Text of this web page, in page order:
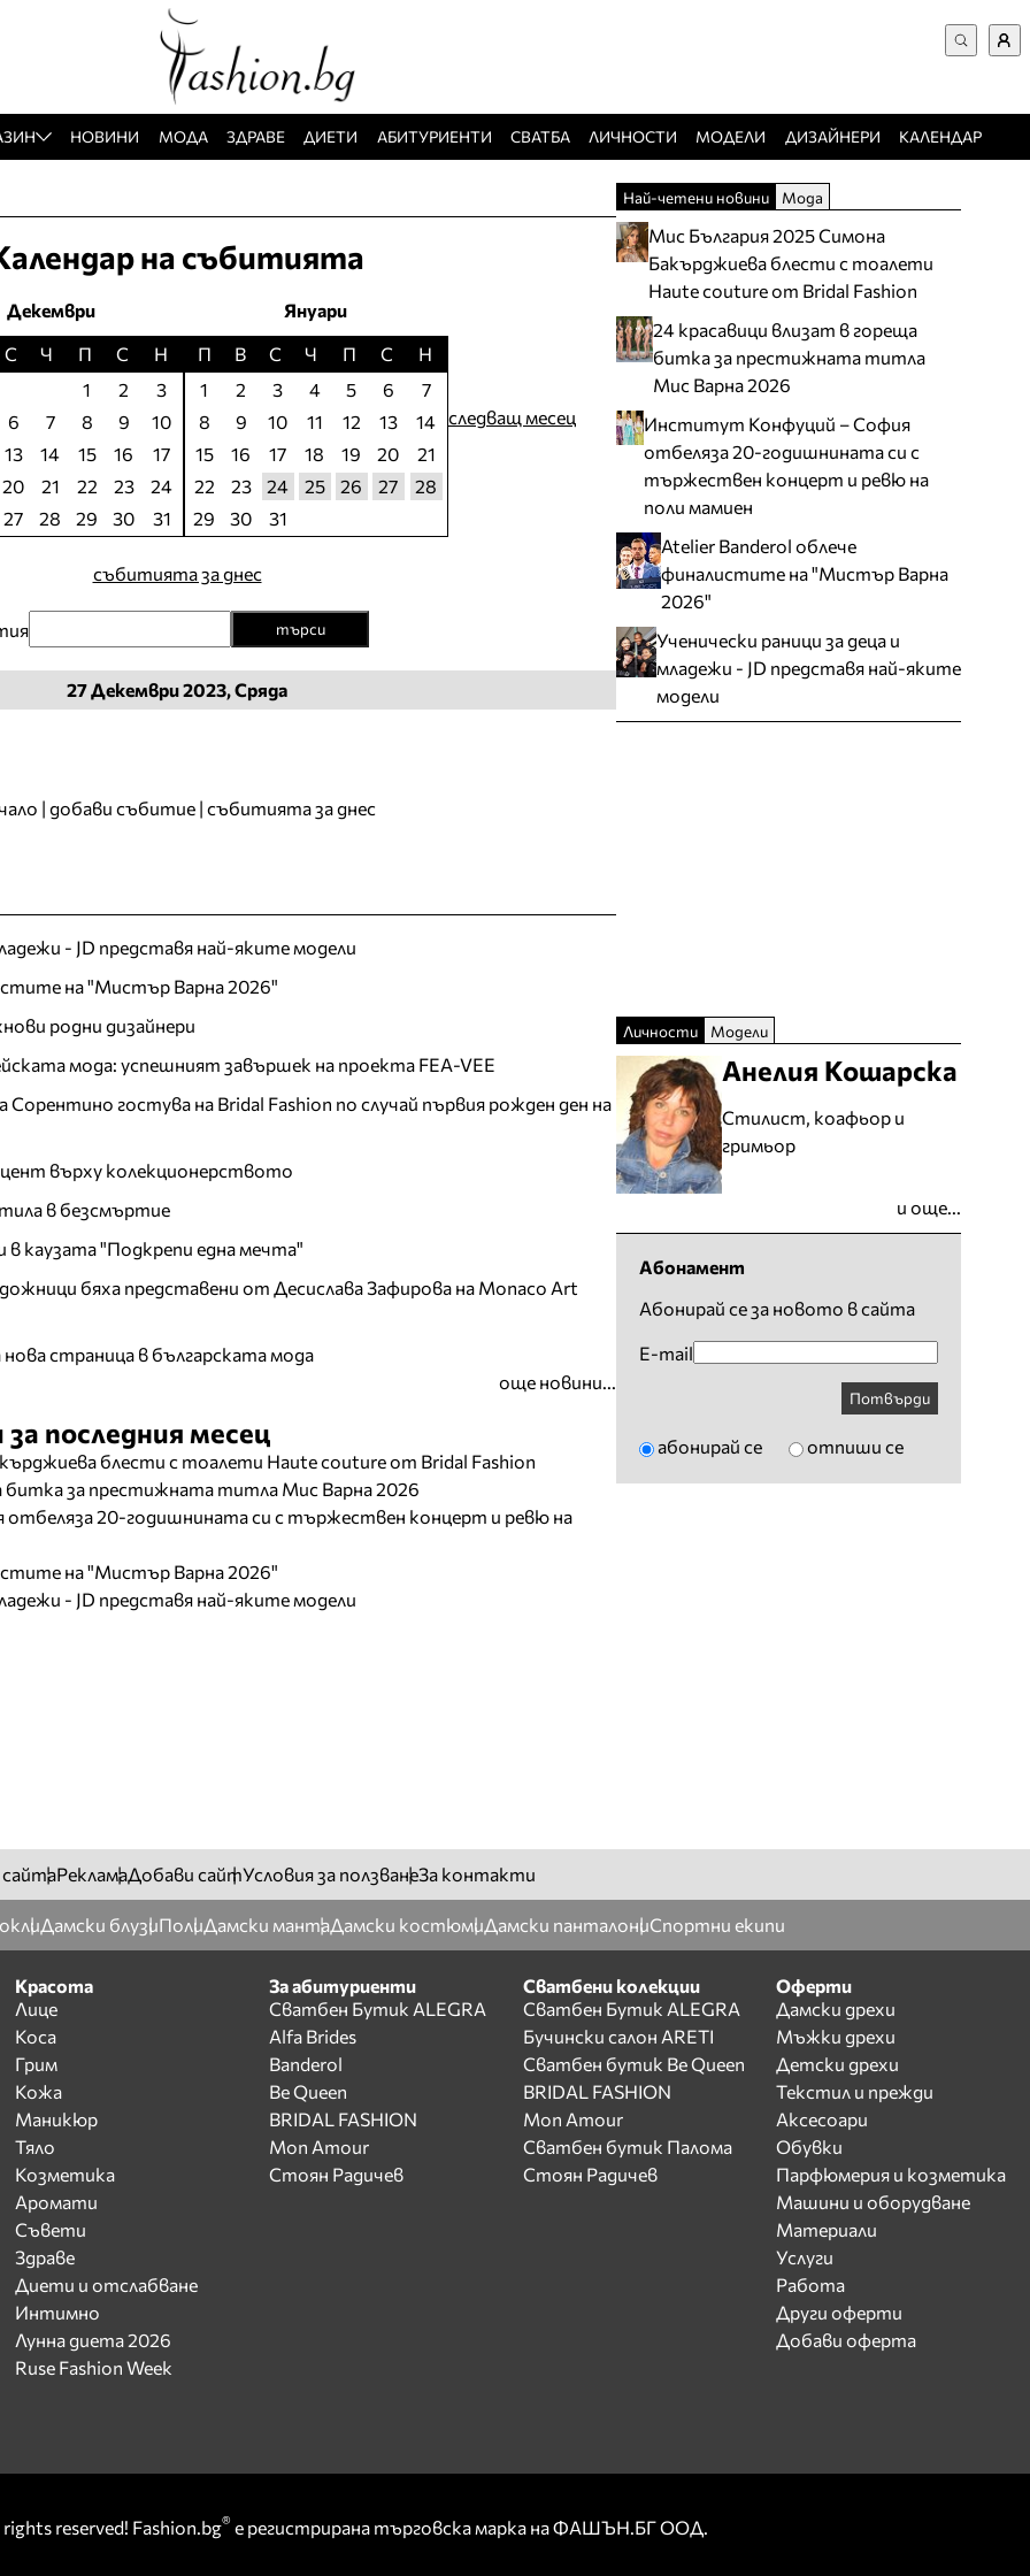
Забравена парола
Регистрация
Добавяне на фирма
Защо да се регистрирам
НОВИНИ МОДА ЗДРАВЕ ДИЕТИ АБИТУРИЕНТИ СВАТБА ЛИЧНОСТИ МОДЕЛИ ДИЗАЙНЕРИ КАЛЕНДАР
на събитията
Декември
С Ч П С
Н
1
2
3
6 7 8 9
10
13 14 15 16
17
20 21 22 23
24
27 28 29 30 31
Януари
П
В С Ч П С
Н
1
2 3 4 5 6
7
8
9 10 11 12 13
14
15
16 17 18 19 20
21
22
23 24 25 26 27
28
29
30 31
следващ месец
събитията за днес
търси
27Декември2023, Сряда
| добави събитие | събитията за днес
- JD представя най-яките модели
на "Мистър Варна 2026"
родни дизайнери
мода: успешният завършек на проекта FEA-VEE
гостува на Bridal Fashion по случай първия рожден ден на
върху колекционерството
в безсмъртие
в каузата "Подкрепи една мечта"
бяха представени от Десислава Зафирова на Monaco Art
страница в българската мода
още новини...
последния месец
блести с тоалети Haute couture от Bridal Fashion
битка за престижната титла Мис Варна 2026
20-годишнината си с тържествен концерт и ревю на
на "Мистър Варна 2026"
- JD представя най-яките модели
Най-четени новини Мода
Мис България 2025 Симона
Бакърджиева блести с тоалети
Haute couture от Bridal Fashion
24 красавици влизат в гореща
битка за престижната титла
Мис Варна 2026
Институт Конфуций – София
отбеляза 20-годишнината си с
тържествен концерт и ревю на
поли мамиен
Atelier Banderol облече
финалистите на "Мистър Варна
2026"
Ученически раници за деца и
младежи - JD представя най-яките
модели
Личности Модели
Анелия Кошарска
Стилист, коафьор и
гримьор
и още...
Абонамент
Абонирай се за новото в сайта
E-mail
Потвърди
абонирай се отпиши се
сайтаРекламаДобави сайтУсловия за ползванеЗа контакти
Дамски блузиПолиДамски мантаДамски костюмиДамски панталониСпортни екипи
Красота
Лице
Коса
Грим
Кожа
Маникюр
Тяло
Козметика
Аромати
Съвети
Здраве
Диети и отслабване
Интимно
Лунна диета 2026
Ruse Fashion Week
За абитуриенти
Сватбен Бутик ALEGRA
Alfa Brides
Banderol
Be Queen
BRIDAL FASHION
Mon Amour
Стоян Радичев
Сватбени колекции
Сватбен Бутик ALEGRA
Бучински салон ARETI
Сватбен бутик Be Queen
BRIDAL FASHION
Mon Amour
Сватбен бутик Палома
Стоян Радичев
Оферти
Дамски дрехи
Мъжки дрехи
Детски дрехи
Текстил и прежди
Аксесоари
Обувки
Парфюмерия и козметика
Машини и оборудване
Материали
Услуги
Работа
Други оферти
Добави оферта
reserved! Fashion.bg® е регистрирана търговска марка на ФАШЪН.БГ ООД.